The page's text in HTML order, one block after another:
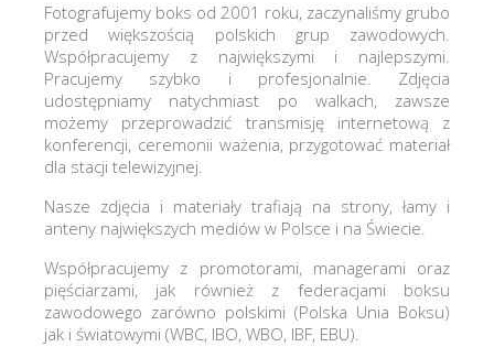
Fotografujemy boks od 2001 roku, zaczynaliśmy grubo
przed większością polskich grup zawodowych.
Współpracujemy z największymi i najlepszymi.
Pracujemy szybko i profesjonalnie. Zdjęcia
udostępniamy natychmiast po walkach, zawsze
możemy przeprowadzić transmisję internetową z
konferencji, ceremonii ważenia, przygotować materiał
dla stacji telewizyjnej.
Nasze zdjęcia i materiały trafiają na strony, łamy i
anteny największych mediów w Polsce i na Świecie.
Współpracujemy z promotorami, managerami oraz
pięściarzami, jak również z federacjami boksu
zawodowego zarówno polskimi (Polska Unia Boksu)
jak i światowymi (WBC, IBO, WBO, IBF, EBU).